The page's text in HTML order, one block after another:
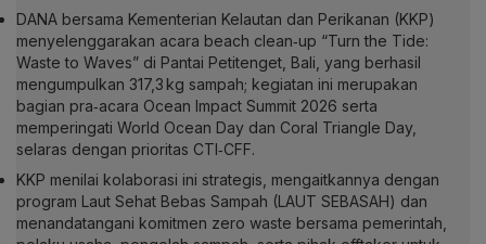
DANA bersama Kementerian Kelautan dan Perikanan (KKP)
menyelenggarakan acara beach clean‑up “Turn the Tide:
Waste to Waves” di Pantai Petitenget, Bali, yang berhasil
mengumpulkan 317,3 kg sampah; kegiatan ini merupakan
bagian pra‑acara Ocean Impact Summit 2026 serta
memperingati World Ocean Day dan Coral Triangle Day,
selaras dengan prioritas CTI‑CFF.
KKP menilai kolaborasi ini strategis, mengaitkannya dengan
program Laut Sehat Bebas Sampah (LAUT SEBASAH) dan
menandatangani komitmen zero waste bersama pemerintah,